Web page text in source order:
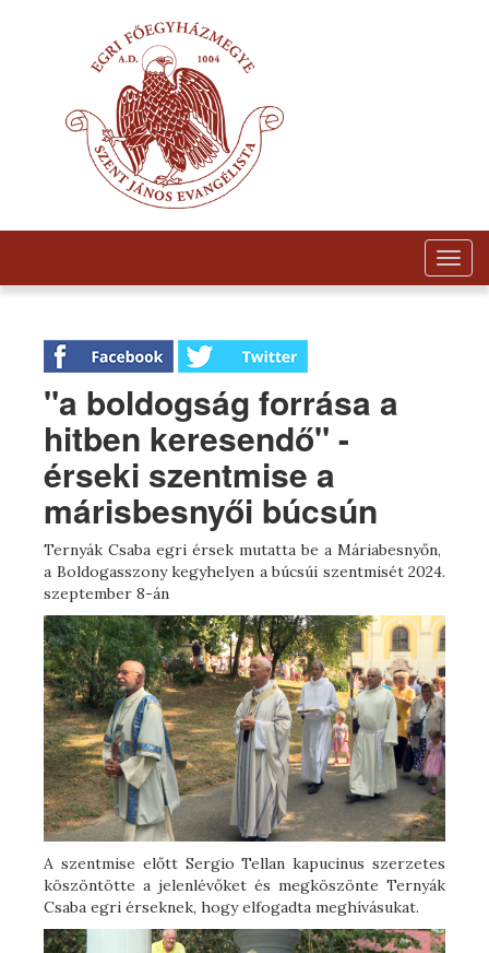
"a boldogság forrása a
hitben keresendő" -
érseki szentmise a
márisbesnyői búcsún
Ternyák Csaba egri érsek mutatta be a Máriabesnyőn,
a Boldogasszony kegyhelyen a búcsúi szentmisét 2024.
szeptember 8-án
A szentmise előtt Sergio Tellan kapucinus szerzetes
köszöntötte a jelenlévőket és megköszönte Ternyák
Csaba egri érseknek, hogy elfogadta meghívásukat.